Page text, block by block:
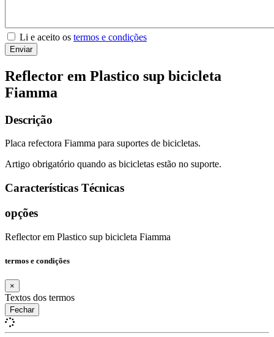
Li e aceito os termos e condições
Enviar
Reflector em Plastico sup bicicleta
Fiamma
Descrição
Placa refectora Fiamma para suportes de bicicletas.
Artigo obrigatório quando as bicicletas estão no suporte.
Características Técnicas
opções
Reflector em Plastico sup bicicleta Fiamma
termos e condições
×
Textos dos termos
Fechar